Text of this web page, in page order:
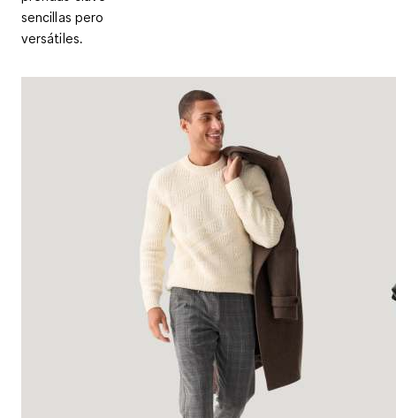
sencillas pero
versátiles.